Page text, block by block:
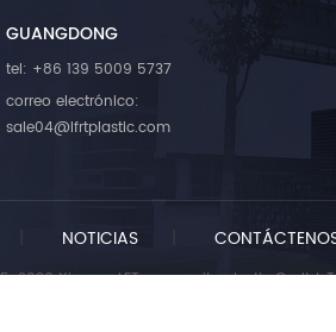
GUANGDONG
tel: +86 139 5009 5737
correo electrónico:
sale04@lfrtplastic.com
NOTICIAS
2026 Xiamen LFT composite plastic